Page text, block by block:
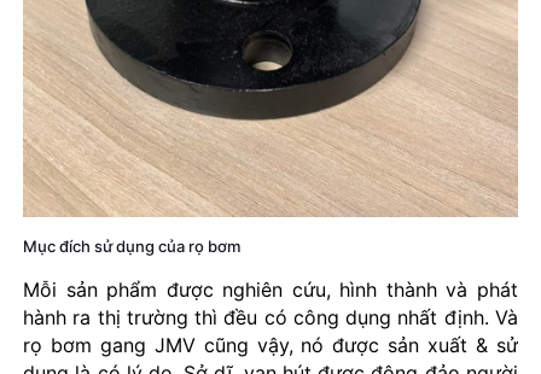
Mục đích sử dụng của rọ bơm
Mỗi sản phẩm được nghiên cứu, hình thành và phát
hành ra thị trường thì đều có công dụng nhất định. Và
rọ bơm gang JMV cũng vậy, nó được sản xuất & sử